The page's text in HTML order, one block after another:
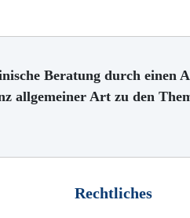
Beratung durch einen
allgemeiner Art zu den
Rechtliches